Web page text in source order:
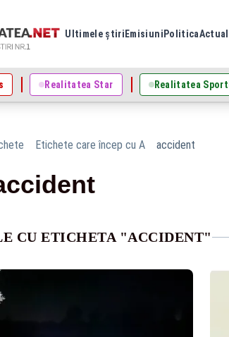
Ultimele știri Emisiuni PoliticaActual
Realitatea Star Realitatea
Etichete care încep cu A accident
CU ETICHETA "ACCIDENT"